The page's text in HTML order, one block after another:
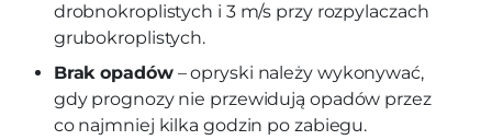
drobnokroplistych i 3 m/s przy rozpylaczach
grubokroplistych.
Brak opadów– opryski należy wykonywać,
gdy prognozy nie przewidują opadów przez
co najmniej kilka godzin po zabiegu.